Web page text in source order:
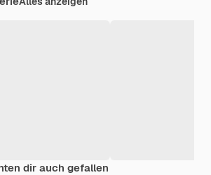
dir auch gefallen